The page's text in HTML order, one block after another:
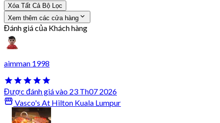
Xóa Tất Cả Bộ Lọc
Xem thêm các cửa hàng
Đánh giá của Khách hàng
aimman 1998
Được đánh giá vào 23 Th07 2026
Vasco's At Hilton Kuala Lumpur